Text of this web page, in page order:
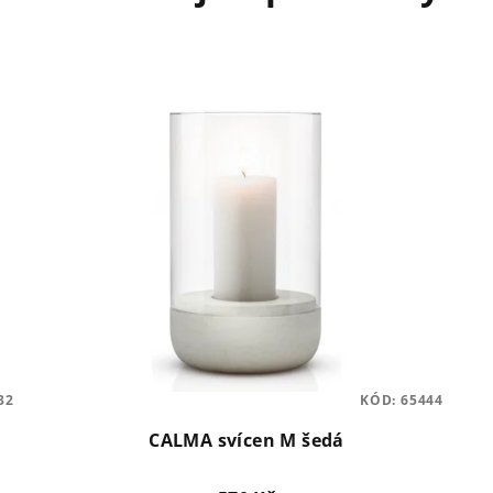
CALMA svícen M šedá
KÓD: 65444